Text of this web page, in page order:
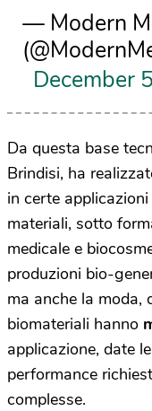
— Modern
December
Da questa base
Brindisi, ha
in certe
materiali, sotto
medicale e
produzioni bio-
ma anche la moda,
biomateriali hanno
applicazione, date
performance
complesse.